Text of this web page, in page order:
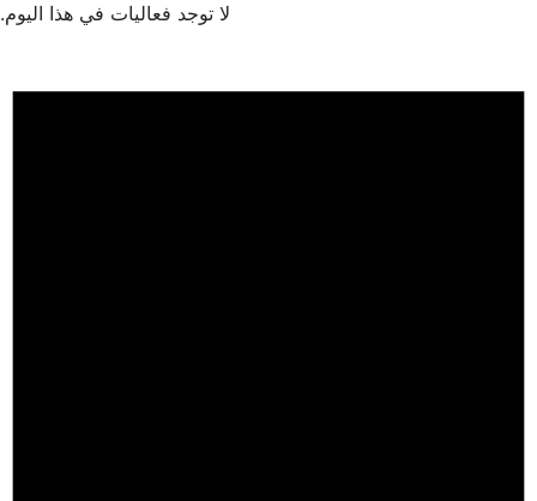
لا توجد فعاليات في هذا اليوم.